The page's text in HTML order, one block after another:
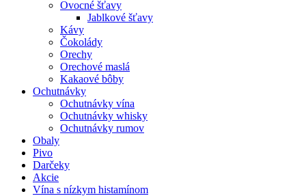
Ovocné šťavy
Jablkové šťavy
Kávy
Čokolády
Orechy
Orechové maslá
Kakaové bôby
Ochutnávky
Ochutnávky vína
Ochutnávky whisky
Ochutnávky rumov
Obaly
Pivo
Darčeky
Akcie
Vína s nízkym histamínom